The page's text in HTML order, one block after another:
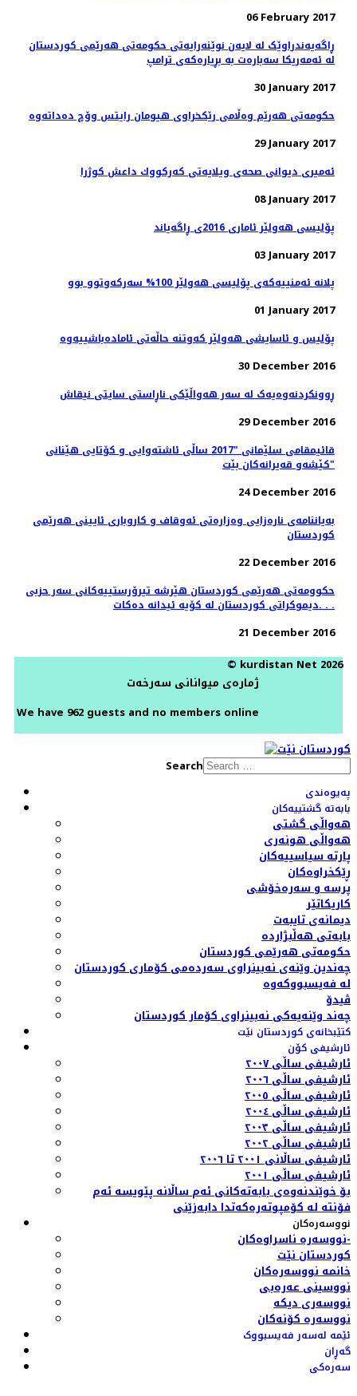
06 February 2017
ڕاگەیەندراوێک لە لایەن نوێنەرایەتی حکومەتی هەرێمی کوردستان
لە ئەمەریکا سەبارەت بە بڕیارەکەی ترامپ
30 January 2017
29 January 2017
ئەمیری دیوانی صحەی ویلایەتی كه‌ركووك داعش کوژرا
08 January 2017
پۆلیسی هەولێر ئاماری 2016ی ڕاگەیاند
03 January 2017
پلانە ئەمنییەكەی پۆلیسی هەولێر 100% سەركەوتوو بوو
01 January 2017
پۆلیس و ئاسایشی هەولێر كەوتنە حاڵەتی ئامادەباشییەوە
30 December 2016
ڕوونکردنەوەیەک لە سەر هەواڵێکی ناڕاستی سایتی نیقاش
29 December 2016
قائیمقامی سلێمانی "2017 ساڵی ئاشته‌وایی و كۆتایی هێنانی
كێشه‌و قه‌یرانه‌كان بێت"
24 December 2016
بەیاننامەی نارەزایی وەزارەتی ئەوقاف و كاروباری ئایینی هەرێمی
كوردستان
22 December 2016
حكوومه‌تى هه‌رێمى كوردستان هێرشە تیرۆرستییه‌کانی سەر حزبی
دیموکراتی کوردستان لە کۆیە ئیدانە دەكات. . .
21 December 2016
© kurdistan Net 2026
ژمارەی میوانانی سەرخەت
We have 962 guests and no members online
Search
پەیوەندی
بابەتە گشتییەکان
هەواڵی گشتی
هەواڵی هونەری
پارتە سیاسییەکان
ڕێکخراوەکان
پرسە و سەرەخۆشی
کاریکاتێر
دیمانەی تایبەت
بابەتی هەڵبژاردە
حکومەتی هەرێمی کوردستان
چەندین وێنەی نەبینراوی سەردەمی کۆماری کوردستان
لە فەیسبووکەوە
ڤیدۆ
چەند وێنەیەکی نەبینراوی کۆمار کوردستان
کتێبخانەی کوردستان نێت
ئارشیفی کۆن
ئارشیفی ساڵی ٢٠٠٧
ئارشیفی ساڵی ٢٠٠٦
ئارشیفی ساڵی ٢٠٠٥
ئارشیفی ساڵی ٢٠٠٤
ئارشیفی ساڵی ٢٠٠٣
ئارشیفی ساڵی ٢٠٠٢
ئارشیفی ساڵانی ٢٠٠١ تا ٢٠٠٦
ئارشیفی ساڵی ٢٠٠١
بۆ خوێندنەوەی بابەتەکانی ئەم ساڵانە پێویسە ئەم
فۆنتە لە کۆمپوتەرەکەتدا دابەزێنی
نووسەرەکان
نووسەرە ناسراوەکان-
کوردستان نێت
خانمە نووسەرەکان
نووسینی عەرەبی
نووسەری دیکە
نووسەرە کۆنەکان
ئێمە لەسەر فەیسبووک
گەڕان
سەرەکی